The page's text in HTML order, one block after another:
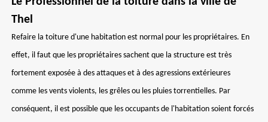
Thel
Refaire la toiture d'une habitation est normal pour les propriétaires. En
effet, il faut que les propriétaires sachent que la structure est très
fortement exposée à des attaques et à des agressions extérieures
comme les vents violents, les grêles ou les pluies torrentielles. Par
conséquent, il est possible que les occupants de l'habitation soient forcés